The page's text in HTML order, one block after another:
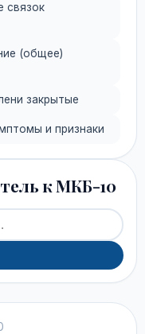
связок
(общее)
закрытые
и признаки
к МКБ-10